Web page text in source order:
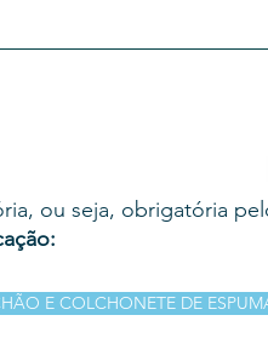
ou seja, obrigatória
E COLCHONETE DE